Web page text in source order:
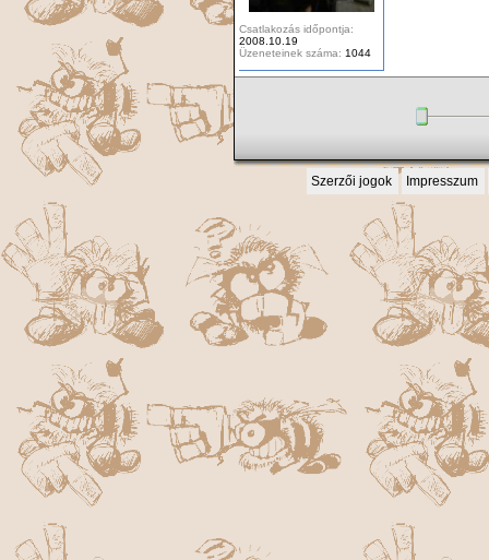
Csatlakozás időpontja:
2008.10.19
Üzeneteinek száma: 1044
Szerzői jogok Impresszum